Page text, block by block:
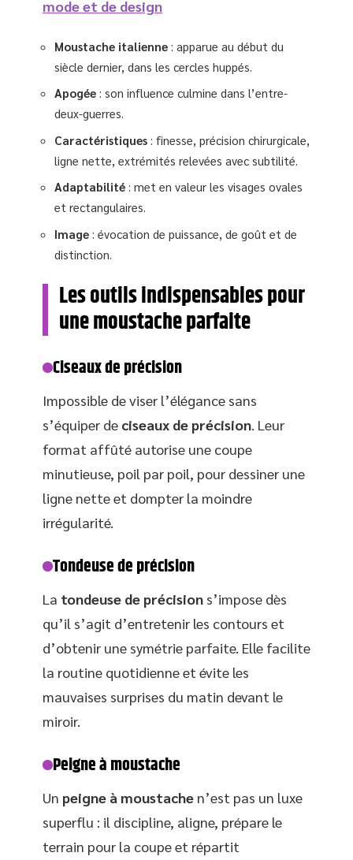
mode et de design
Moustache italienne : apparue au début du
siècle dernier, dans les cercles huppés.
Apogée : son influence culmine dans l’entre-
deux-guerres.
Caractéristiques : finesse, précision chirurgicale,
ligne nette, extrémités relevées avec subtilité.
Adaptabilité : met en valeur les visages ovales
et rectangulaires.
Image : évocation de puissance, de goût et de
distinction.
Les outils indispensables pour
une moustache parfaite
Ciseaux de précision
Impossible de viser l’élégance sans
s’équiper de ciseaux de précision . Leur
format affûté autorise une coupe
minutieuse, poil par poil, pour dessiner une
ligne nette et dompter la moindre
irrégularité.
Tondeuse de précision
La tondeuse de précision s’impose dès
qu’il s’agit d’entretenir les contours et
d’obtenir une symétrie parfaite. Elle facilite
la routine quotidienne et évite les
mauvaises surprises du matin devant le
miroir.
Peigne à moustache
Un peigne à moustache n’est pas un luxe
superflu : il discipline, aligne, prépare le
terrain pour la coupe et répartit